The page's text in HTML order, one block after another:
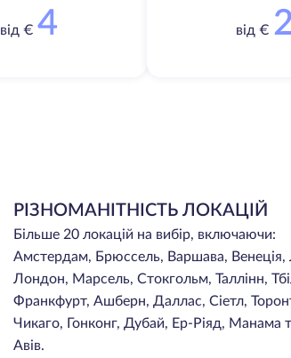
від € 4 від €
РІЗНОМАНІТНІСТЬ ЛОКАЦІЙ
Більше 20 локацій на вибір, включаючи:
Амстердам, Брюссель, Варшава, Венеція,
Лондон, Марсель, Стокгольм, Таллінн,
Франкфурт, Ашберн, Даллас, Сіетл,
Чикаго, Гонконг, Дубай, Ер-Ріяд, Манама
Авів.